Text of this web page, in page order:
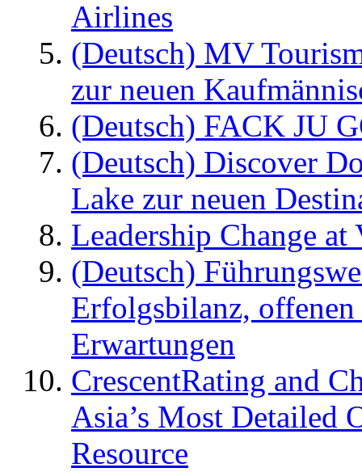
Airlines
(Deutsch) MV
zur neuen
(Deutsch) FACK JU
(Deutsch) Discover
Lake zur neuen
Leadership Change
(Deutsch)
Erfolgsbilanz,
Erwartungen
CrescentRating and
Asia’s Most Detailed
Resource